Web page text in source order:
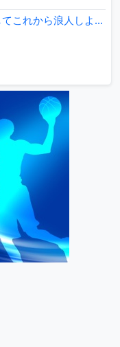
浪人して失敗したやつor現役で失敗してこれから浪人しようとしてるやつ